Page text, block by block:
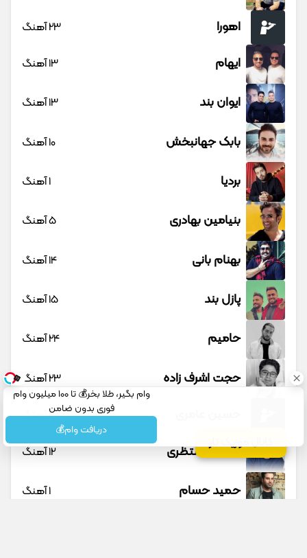
کانال موزیک تار
اهورا 23 آهنگ
ایهام 13 آهنگ
ایوان بند 13 آهنگ
بابک جهانبخش 10 آهنگ
بردیا 1 آهنگ
بنیامین بهادری 5 آهنگ
بهنام بانی 14 آهنگ
پازل بند 15 آهنگ
حامیم 24 آهنگ
حجت اشرف زاده 23 آهنگ
1 آهنگ
حسین منتظری 12 آهنگ
حمید حسام 1 آهنگ
وام بگیر، طلا بخر💰 تا 100 میلیون وام
فوری بدون ضامن
دریافت وام💰